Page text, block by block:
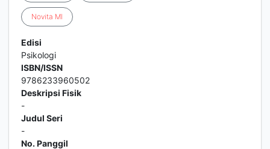
Novita MI
Edisi
Psikologi
ISBN/ISSN
9786233960502
Deskripsi Fisik
-
Judul Seri
-
No. Panggil